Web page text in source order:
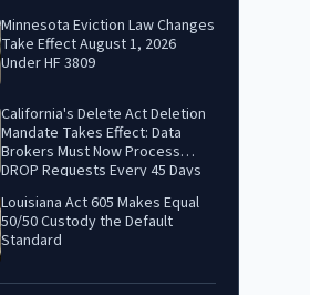
Minnesota Eviction Law Changes
Take Effect August 1, 2026
Under HF 3809
California's Delete Act Deletion
Mandate Takes Effect: Data
Brokers Must Now Process
DROP Requests Every 45 Days
Louisiana Act 605 Makes Equal
50/50 Custody the Default
Standard